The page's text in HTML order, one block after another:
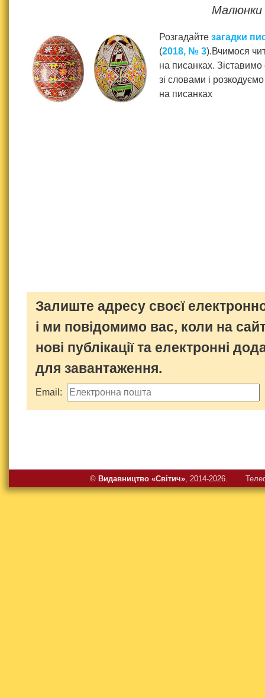
Малюнки
Розгадайте загадки
(2018, № 3).Вчимося
на писанках. Зіставимо
зі словами і
на писанках
Залиште адресу своєї
і ми повідомимо вас, коли на
нові публікації та електронні
для завантаження.
Email:
© Видавництво «Свiтич», 2014-2026.